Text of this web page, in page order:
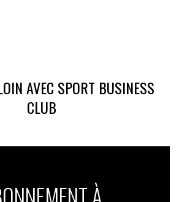
AVEC SPORT BUSINESS
CLUB